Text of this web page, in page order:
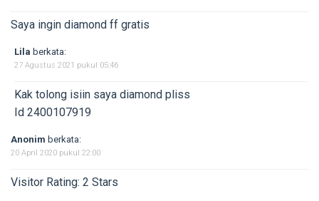
Saya ingin diamond ff gratis
Lila berkata:
27 Agustus 2021 pukul 05:46
Kak tolong isiin saya diamond pliss
Id 2400107919
Anonim berkata:
20 April 2020 pukul 22:00
Visitor Rating: 2 Stars